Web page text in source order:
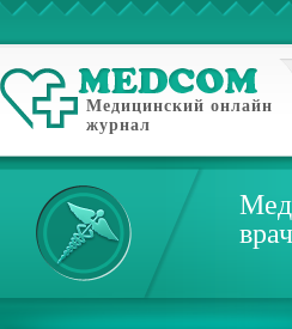
Медицинский онлайн
журнал